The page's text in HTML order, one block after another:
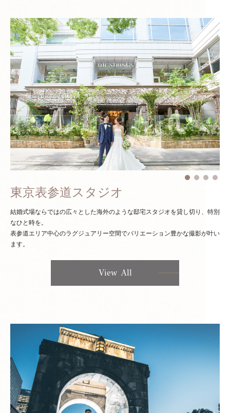
東京表参道スタジオ
結婚式場ならではの広々とした海外のような邸宅スタジオを貸し切り、特別
なひと時を。
表参道エリア中心のラグジュアリー空間でバリエーション豊かな撮影が叶い
ます。
View All